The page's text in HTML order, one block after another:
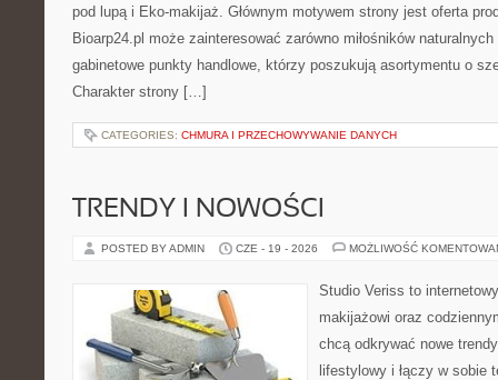
pod lupą i Eko-makijaż. Głównym motywem strony jest oferta
Bioarp24.pl może zainteresować zarówno miłośników
gabinetowe punkty handlowe, którzy poszukują asortymentu o
Charakter strony […]
CATEGORIES: CHMURA I PRZECHOWYWANIE DANYCH
TRENDY I NOWOŚCI
POSTED BY ADMIN CZE - 19 - 2026 MOŻLIWOŚĆ
Studio Veriss to
makijażowi oraz
chcą odkrywać nowe
lifestylowy i łączy w sobie